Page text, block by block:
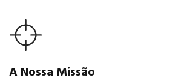
A Nossa Missão